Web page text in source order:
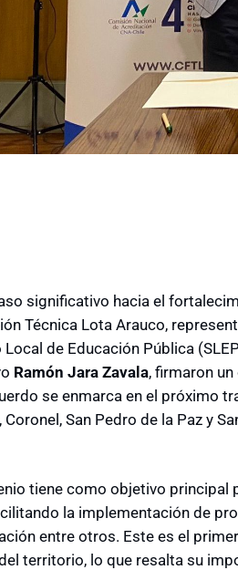
significativo hacia el
Técnica Lota Arauco,
Local de Educación Pública
Ramón Jara Zavala, firmaron
se enmarca en el próximo
Coronel, San Pedro de la Paz y
tiene como objetivo principal
la implementación de
entre otros. Este es el
territorio, lo que resalta su